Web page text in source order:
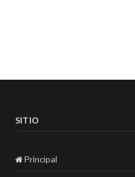
SITIO
Principal